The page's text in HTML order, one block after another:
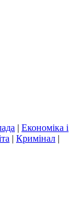
| Економіка і
| Кримінал |